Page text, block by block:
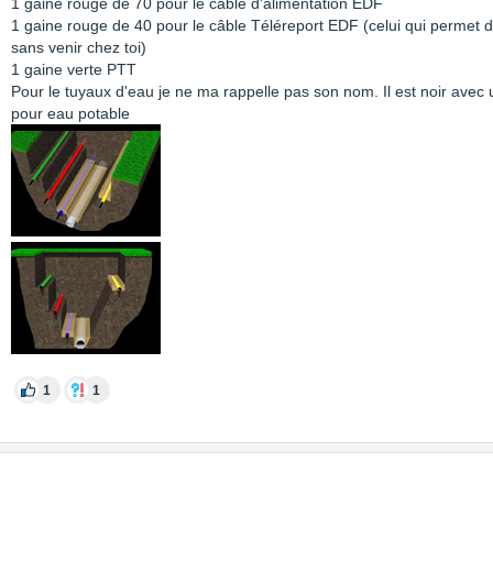
1 gaine rouge de 40 pour le câble Téléreport EDF (celui qui permet
sans venir chez toi)
1 gaine verte PTT
Pour le tuyaux d'eau je ne ma rappelle pas son nom. Il est noir avec
pour eau potable
1 1